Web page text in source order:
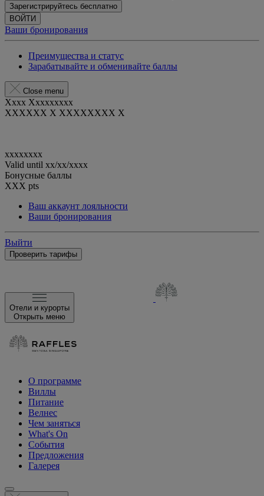
Зарегистрируйтесь бесплатно
ВОЙТИ
Ваши бронирования
Преимущества и статус
Зарабатывайте и обменивайте баллы
Close menu
Xxxx Xxxxxxxxx
XXXXXX X XXXXXXXX X
xxxxxxxx
Valid until xx/xx/xxxx
Бонусные баллы
XXX pts
Ваш аккаунт лояльности
Ваши бронирования
Выйти
Проверить тарифы
Отели и курорты
Открыть меню
О программе
Виллы
Питание
Велнес
Чем заняться
What's On
События
Предложения
Галерея